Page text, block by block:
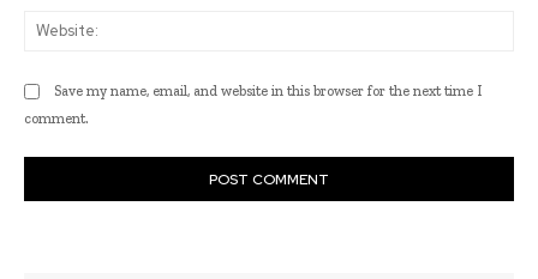
Save my name, email, and website in this browser for the next time I
comment.